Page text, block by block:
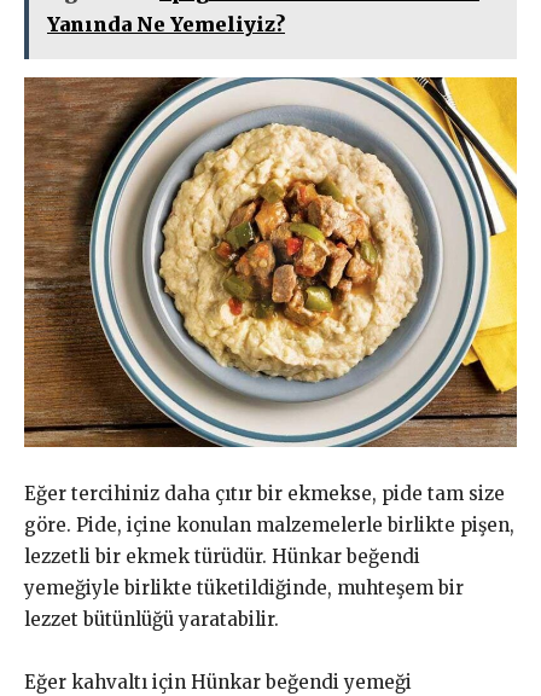
Yanında Ne Yemeliyiz?
Eğer tercihiniz daha çıtır bir ekmekse, pide tam size
göre. Pide, içine konulan malzemelerle birlikte pişen,
lezzetli bir ekmek türüdür. Hünkar beğendi
yemeğiyle birlikte tüketildiğinde, muhteşem bir
lezzet bütünlüğü yaratabilir.
Eğer kahvaltı için Hünkar beğendi yemeği